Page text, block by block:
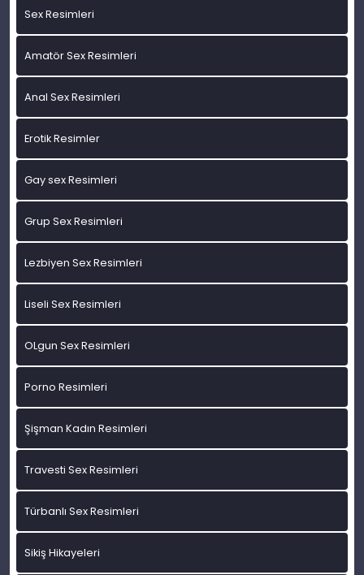
Sex Resimleri
Amatör Sex Resimleri
Anal Sex Resimleri
Erotik Resimler
Gay sex Resimleri
Grup Sex Resimleri
Lezbiyen Sex Resimleri
Liseli Sex Resimleri
OLgun Sex Resimleri
Porno Resimleri
Şişman Kadın Resimleri
Travesti Sex Resimleri
Türbanlı Sex Resimleri
Sikiş Hikayeleri